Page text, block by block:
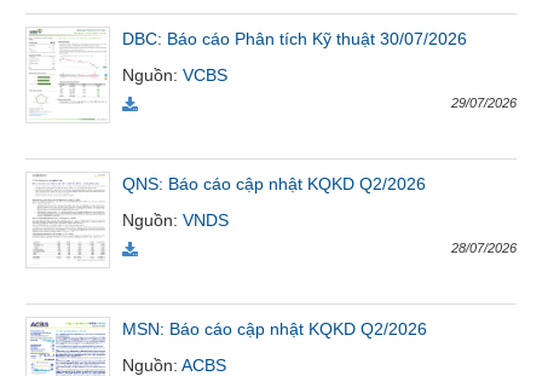
DBC: Báo cáo Phân tích Kỹ thuật 30/07/2026
Nguồn:VCBS
29/07/2026
QNS: Báo cáo cập nhật KQKD Q2/2026
Nguồn:VNDS
28/07/2026
MSN: Báo cáo cập nhật KQKD Q2/2026
Nguồn:ACBS
Tất cả Người nội bộ Người liên quan Cổ đông lớn
Tin
(-)
Bài
viết
tác
giả
(-)